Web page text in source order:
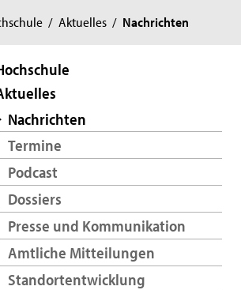
/ Aktuelles / Nachrichten
Nachrichten
Termine
Podcast
Dossiers
Presse und Kommunikation
Amtliche Mitteilungen
Standortentwicklung